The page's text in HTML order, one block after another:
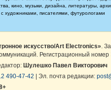
кино, музыки, дизайна, литературы,
с художниками, писателями, футурологами
искусство/Art Electronics» .
Регистрационный
Шулешко Павел Викторович
490-47-42 | Эл. почта редакции: